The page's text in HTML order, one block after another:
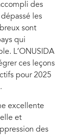
des
les
sont
qui
L’ONUSIDA
ces leçons
pour 2025
excellente
et
des